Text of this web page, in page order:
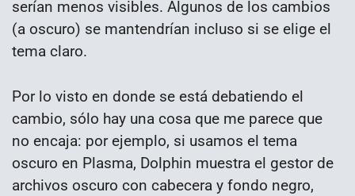
serían menos visibles. Algunos de los cambios
(a oscuro) se mantendrían incluso si se elige el
tema claro.
Por lo visto en donde se está debatiendo el
cambio, sólo hay una cosa que me parece que
no encaja: por ejemplo, si usamos el tema
oscuro en Plasma, Dolphin muestra el gestor de
archivos oscuro con cabecera y fondo negro,